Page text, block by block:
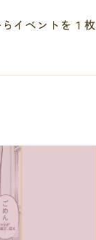
イベントを１枚